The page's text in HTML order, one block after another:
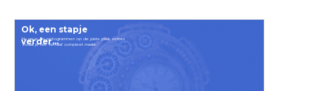
Ok, een stapje
verder...
Nu ga je de pictogrammen op de juiste plek zetten
zodat je het 'verhaal' compleet maakt.